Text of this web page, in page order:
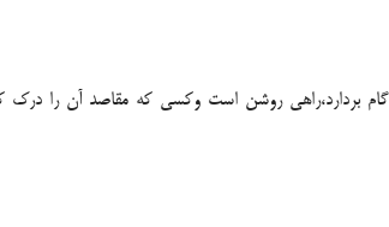
بردارد،راهی روشن است وکسی که مقاصد آن را درک